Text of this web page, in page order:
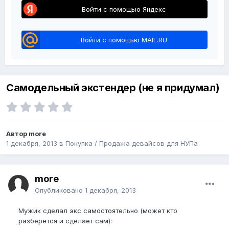
Войти с помощью Яндекс
Войти с помощью MAIL.RU
Самодельный экстендер (не я придумал)
Автор more
1 декабря, 2013 в Покупка / Продажа девайсов для НУПа
more
Опубликовано 1 декабря, 2013
Мужик сделал экс самостоятельно (может кто
разберется и сделает сам):